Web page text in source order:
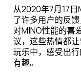
从2020年7月17
了许多用户的反
对MINO性能的喜
议，这些热情都
玩乐中，感受出
有趣。